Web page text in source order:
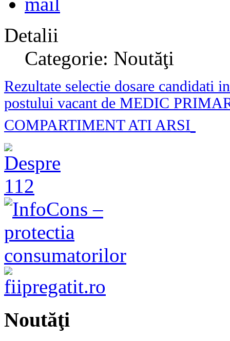
Detalii
Categorie: Noutăţi
Rezultate selectie dosare candidati
postului vacant de MEDIC
COMPARTIMENT ATI ARSI
Noutăţi